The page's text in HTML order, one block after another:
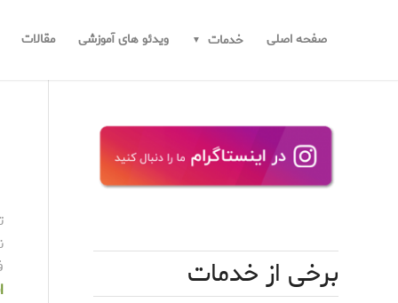
صفحه اصلی خدمات ویدئو های آموزشی مقالات
برخی از خدمات